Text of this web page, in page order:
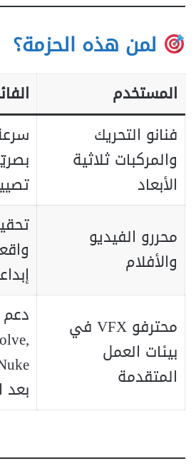
لمن هذه الحزمة؟
المستخدم
فنانو التحريك
والمركبات ثلاثية
الأبعاد
محررو الفيديو
والأفلام
محترفو VFX في
بيئات العمل
المتقدمة
بعد